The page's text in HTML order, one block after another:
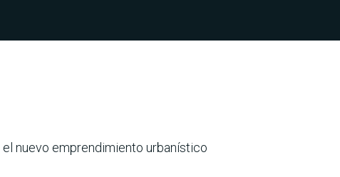
el nuevo emprendimiento urbanístico